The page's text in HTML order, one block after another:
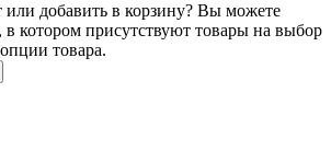
добавить в корзину? Вы можете
в котором присутствуют товары на выбор
товара.